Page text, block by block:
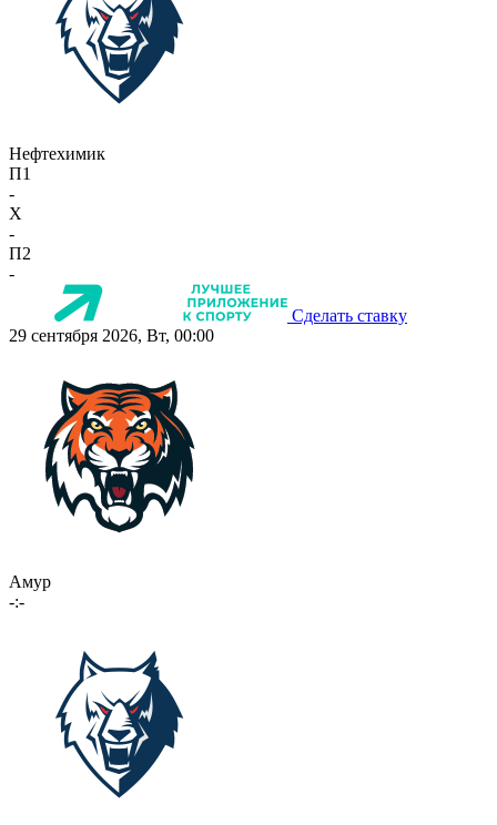
Нефтехимик
П1
-
X
-
П2
-
Сделать ставку
29 сентября 2026, Вт, 00:00
Амур
-:-